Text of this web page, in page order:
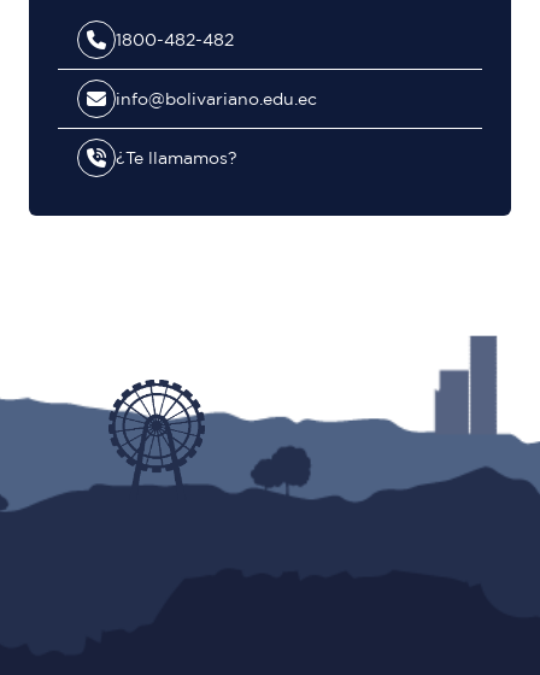
1800-482-482
info@bolivariano.edu.ec
¿Te llamamos?